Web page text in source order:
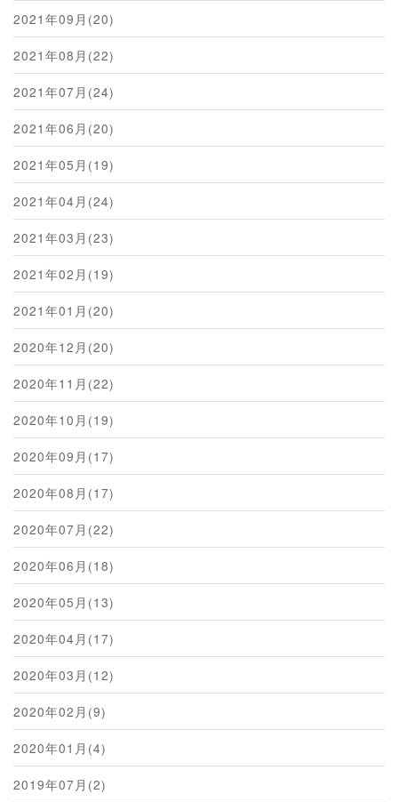
2021年09月(20)
2021年08月(22)
2021年07月(24)
2021年06月(20)
2021年05月(19)
2021年04月(24)
2021年03月(23)
2021年02月(19)
2021年01月(20)
2020年12月(20)
2020年11月(22)
2020年10月(19)
2020年09月(17)
2020年08月(17)
2020年07月(22)
2020年06月(18)
2020年05月(13)
2020年04月(17)
2020年03月(12)
2020年02月(9)
2020年01月(4)
2019年07月(2)